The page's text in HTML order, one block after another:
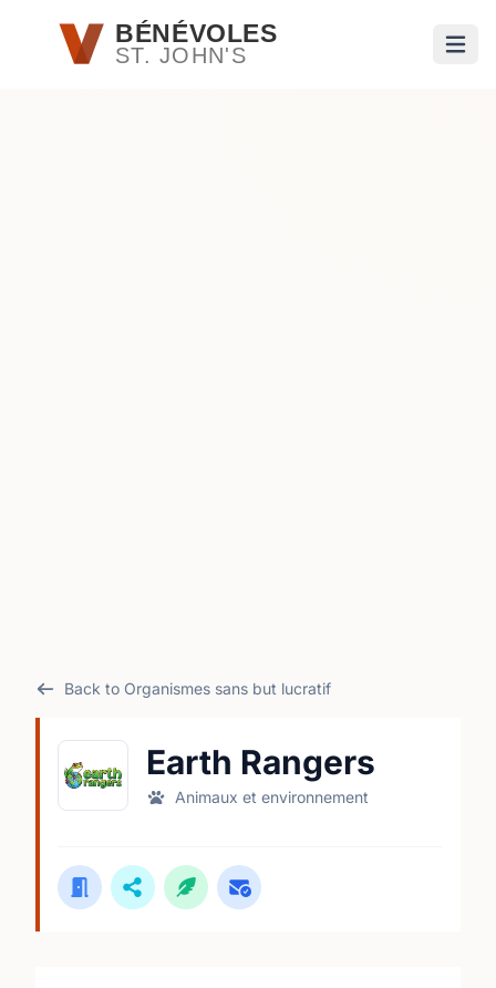
Passer au contenu principal
BÉNÉVOLES
ST. JOHN'S
Back to Organismes sans but lucratif
Earth Rangers
Animaux et environnement